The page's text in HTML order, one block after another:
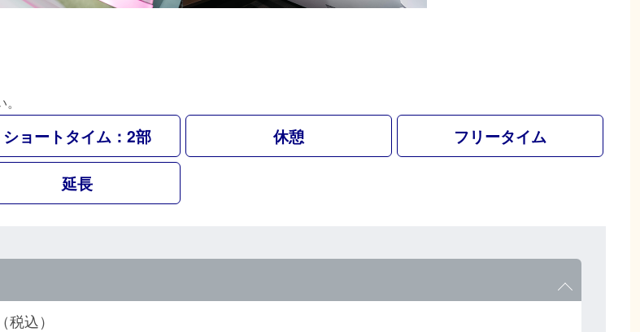
ショートタイム：2部 休憩 フリータイム
延長
税込）